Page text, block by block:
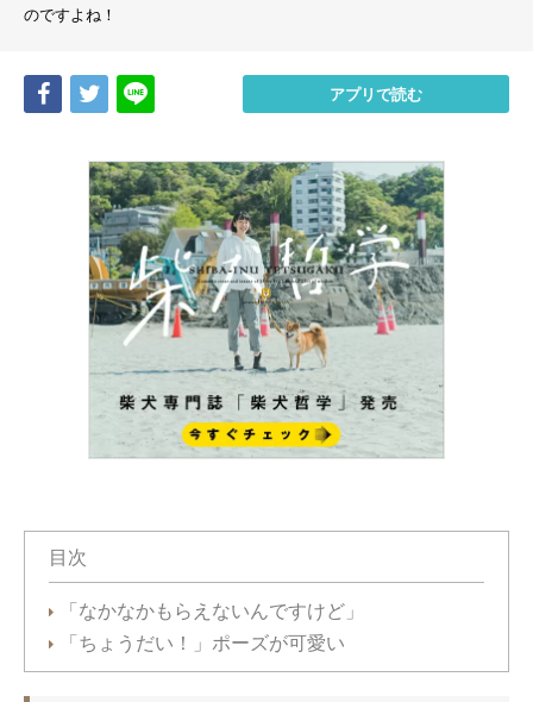
のですよね！
Share Tweet アプリで読む
目次
「なかなかもらえないんですけど」
「ちょうだい！」ポーズが可愛い